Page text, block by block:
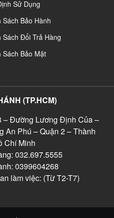
Sử Dụng
Sách Bảo Hành
Sách Đổi Trả Hàng
Sách Bảo Mật
(TP.HCM)
– Đường Lương Định Của –
An Phú – Quận 2 – Thành
Chí Minh
032.697.5555
0399604268
làm việc: (Từ T2-T7)